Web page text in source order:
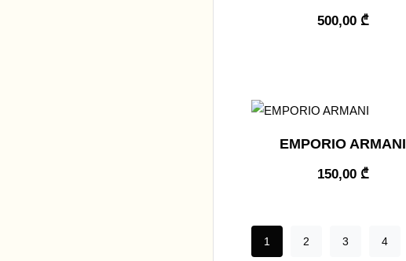
500,00 ₾
EMPORIO ARMANI
150,00 ₾
1 2 3 4